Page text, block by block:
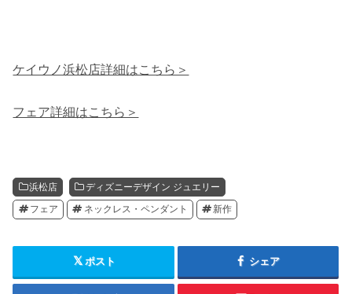
ケイウノ浜松店詳細はこちら＞
フェア詳細はこちら＞
浜松店 ディズニーデザイン ジュエリー
フェア ネックレス・ペンダント 新作
ポスト シェア